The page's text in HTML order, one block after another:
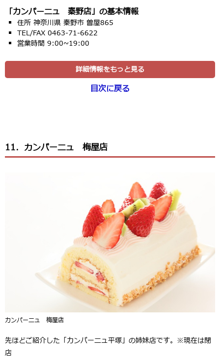
「カンパーニュ 秦野店」の基本情報
住所 神奈川県 秦野市 曽屋865
TEL/FAX 0463-71-6622
営業時間 9:00~19:00
詳細情報をもっと見る
目次に戻る
11．カンパーニュ 梅屋店
カンパーニュ 梅屋店
先ほどご紹介した「カンパーニュ平塚」の姉妹店です。※現在は閉
店